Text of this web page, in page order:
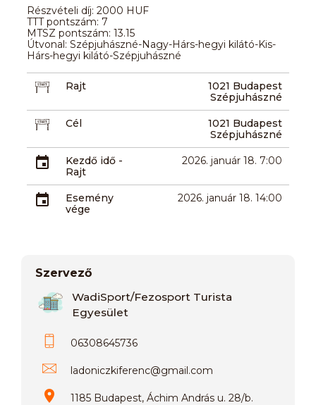
Részvételi díj: 2000 HUF
TTT pontszám: 7
MTSZ pontszám: 13.15
Útvonal: Szépjuhászné-Nagy-Hárs-hegyi kilátó-Kis-
Hárs-hegyi kilátó-Szépjuhászné
Rajt
1021 Budapest
Szépjuhászné
Cél
1021 Budapest
Szépjuhászné
Kezdő idő -
Rajt
2026. január 18. 7:00
Esemény
vége
2026. január 18. 14:00
Szervező
WadiSport/Fezosport Turista
Egyesület
06308645736
ladoniczkiferenc@gmail.com
1185 Budapest, Áchim András u. 28/b.